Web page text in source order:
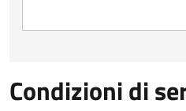
Condizioni di